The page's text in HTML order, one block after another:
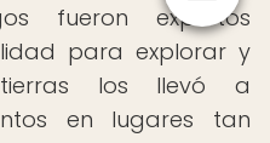
fueron expertos
para explorar y
tierras los llevó a
en lugares tan